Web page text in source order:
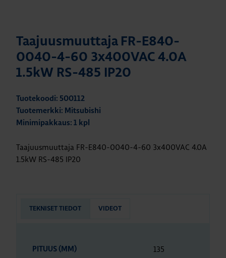
Taajuusmuuttaja FR-E840-
0040-4-60 3x400VAC 4.0A
1.5kW RS-485 IP20
Tuotekoodi: 500112
Tuotemerkki: Mitsubishi
Minimipakkaus: 1 kpl
Taajuusmuuttaja FR-E840-0040-4-60 3x400VAC 4.0A
1.5kW RS-485 IP20
TEKNISET TIEDOT VIDEOT
PITUUS (MM) 135